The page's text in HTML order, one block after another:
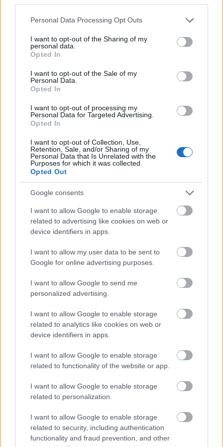
Please note that this website/app uses one or more Google
not limited to your visit or usage behaviour. You may click to
grant or deny consent to Google and its third-party tags to
use your data for below specified purposes in below Google
consent section.
Personal Data Processing Opt Outs
I want to opt-out of the Sharing of my
personal data.
Opted In
I want to opt-out of the Sale of my
Personal Data.
Opted In
I want to opt-out of processing my
Personal Data for Targeted Advertising.
Opted In
I want to opt-out of Collection, Use,
Retention, Sale, and/or Sharing of my
Personal Data that Is Unrelated with the
Purposes for which it was collected.
Opted Out
Google consents
I want to allow Google to enable storage
related to advertising like cookies on web or
device identifiers in apps.
I want to allow my user data to be sent to
Google for online advertising purposes.
I want to allow Google to send me
personalized advertising.
I want to allow Google to enable storage
related to analytics like cookies on web or
device identifiers in apps.
I want to allow Google to enable storage
related to functionality of the website or app.
I want to allow Google to enable storage
related to personalization.
I want to allow Google to enable storage
related to security, including authentication
functionality and fraud prevention, and other
A Burg Hotel és ami a helyére kerül a
Várban
fovarosi.blog.hu• 2024. december 10.
A MAVIR épületének lebontása után 2022-ben újabb
épület kapcsán merült fel a kérdés: hogyan
értékeljük a második világháború utáni helyreállítás
során emelt várbeli épületeket? A kor neves építészei
által magas színvonalon megálmodott épületek
idejétmúltak csupán, vagy olyan értékek, amelyeket
Tárnok utca 13.: Az Esterházyaktól
Avar Istvánig
Máig is nagy vitákat tud kiváltani, hogy egy-egy
budavári telekre szabad-e modern házat építeni, és